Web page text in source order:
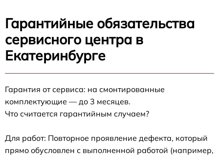
Гарантийные обязательства
сервисного центра в
Екатеринбурге
Гарантия от сервиса: на смонтированные
комплектующие — до 3 месяцев.
Что считается гарантийным случаем?
Для работ: Повторное проявление дефекта, который
прямо обусловлен с выполненной работой (например,